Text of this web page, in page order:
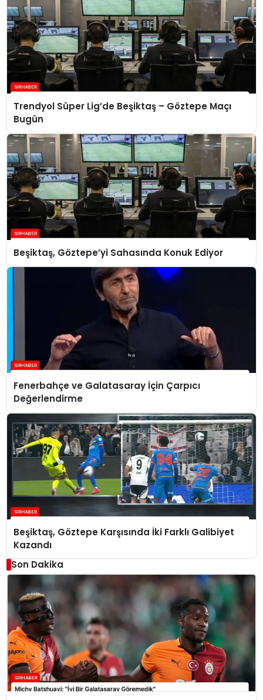
Trendyol Süper Lig’de Beşiktaş – Göztepe Maçı
Bugün
Beşiktaş, Göztepe’yi Sahasında Konuk Ediyor
Fenerbahçe ve Galatasaray İçin Çarpıcı
Değerlendirme
Beşiktaş, Göztepe Karşısında İki Farklı Galibiyet
Kazandı
Son Dakika